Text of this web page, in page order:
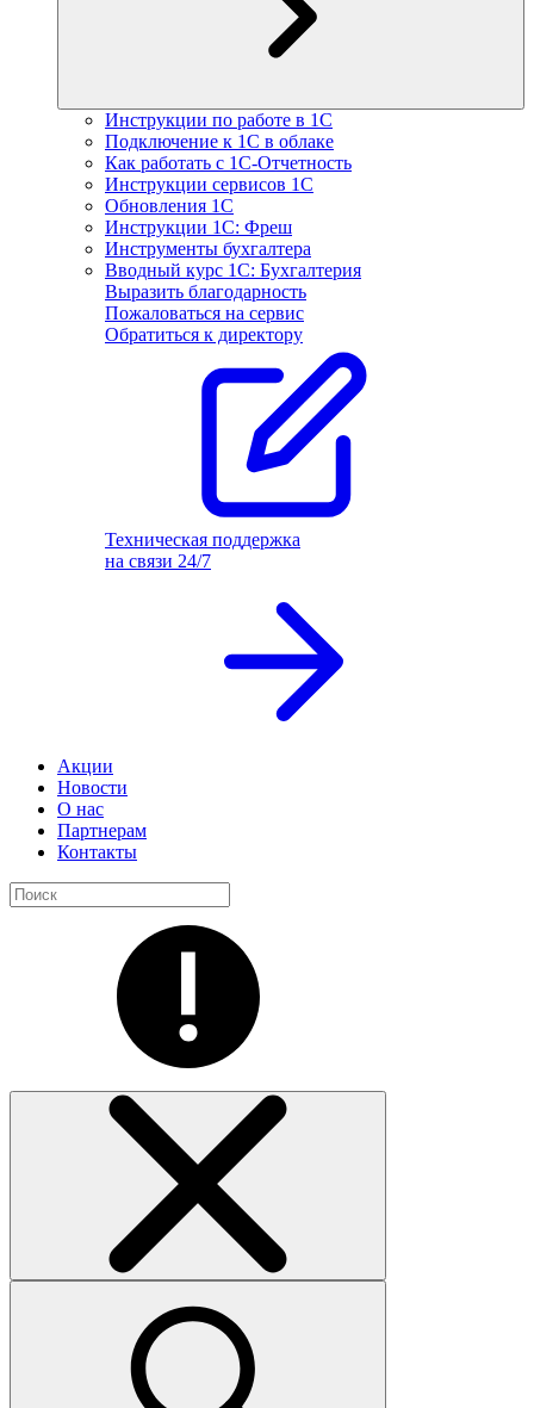
Инструкции по работе в 1С
Подключение к 1С в облаке
Как работать с 1С‑Отчетность
Инструкции сервисов 1С
Обновления 1С
Инструкции 1С: Фреш
Инструменты бухгалтера
Вводный курс 1С: Бухгалтерия
Выразить благодарность
Пожаловаться на сервис
Обратиться к директору
Техническая поддержка
на связи 24/7
Акции
Новости
О нас
Партнерам
Контакты